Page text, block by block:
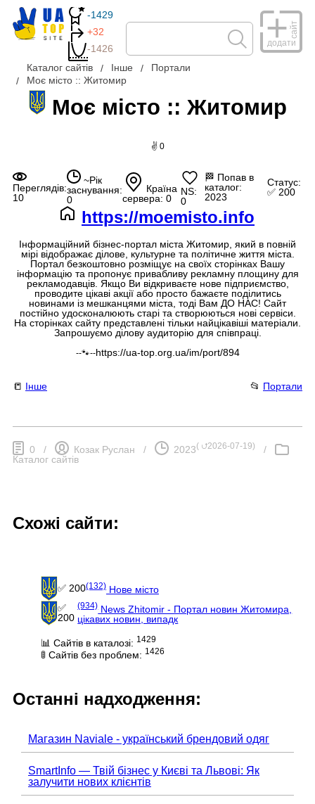
-1429
+32
-1426
додати
сайт
Каталог сайтів Інше
Портали
Моє місто :: Житомир
Моє місто :: Житомир
✌ 0
Переглядів:
10
~Рік
заснування:
0
Країна
сервера: 0
NS:
0
🏁 Попав в
каталог:
2023
Статус:
✅ 200
https://moemisto.info
Інформаційний бізнес-портал міста Житомир, який в повній
мірі відображає ділове, культурне та політичне життя міста.
Портал безкоштовно розміщує на своїх сторінках Вашу
інформацію та пропонує привабливу рекламну площину для
рекламодавців. Якщо Ви відкриваєте нове підприємство,
проводите цікаві акції або просто бажаєте поділитись
новинами із мешканцями міста, тоді Вам ДО НАС! Сайт
постійно удосконалюють старі та створюються нові сервіси.
На сторінках сайту представлені тільки найцікавіші матеріали.
Запрошуємо ділову аудиторію для співпраці.
--🐾--https://ua-top.org.ua/im/port/894
📒 Інше 📂 Портали
0 / Козак Руслан / 2023( ⮍2026-07-19)
/
Каталог сайтів
Схожі сайти:
✅ 200(132) Нове місто
✅
200
(934)News Zhitomir - Портал новин Житомира,
цікавих новин, випадк
📊 Сайтів в каталозі: 1429
🚦 Сайтів без проблем: 1426
Останні надходження:
Магазин Naviale - український брендовий одяг
SmartInfo — Твій бізнес у Києві та Львові: Як
залучити нових клієнтів